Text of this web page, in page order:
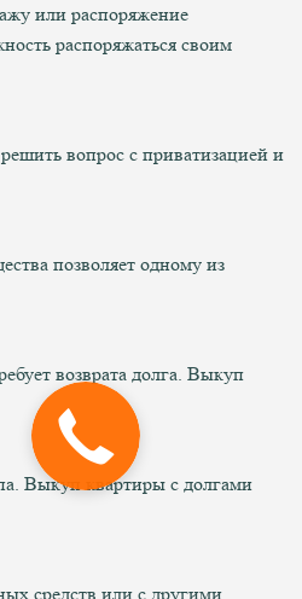
или распоряжение
распоряжаться своим
вопрос с приватизацией и
позволяет одному из
возврата долга. Выкуп
Выкуп квартиры с долгами
средств или с другими